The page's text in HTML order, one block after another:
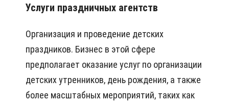
Услуги праздничных агентств
Организация и проведение детских
праздников. Бизнес в этой сфере
предполагает оказание услуг по организации
детских утренников, день рождения, а также
более масштабных мероприятий, таких как